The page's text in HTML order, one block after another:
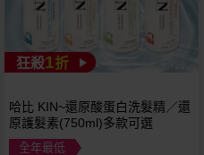
狂殺1折
哈比 KIN~還原酸蛋白洗髮精／還
原護髮素(750ml)多款可選
全年最低